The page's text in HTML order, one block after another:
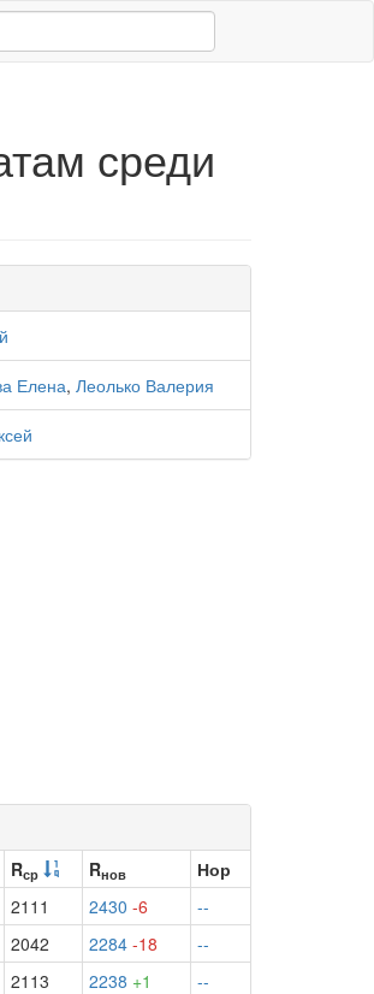
среди
Елена, Леолько Валерия
Rср Rнов
Нор
2111 2430 -6
--
2042 2284 -18
--
2113 2238 +1
--